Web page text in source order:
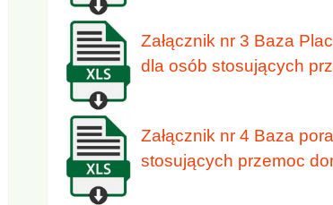
Załącznik nr 3 Baza
dla osób stosujących
Załącznik nr 4 Baza
stosujących przemoc